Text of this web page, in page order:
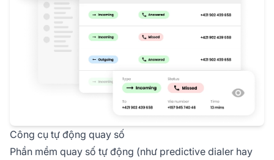
Công cụ tự động quay số
Phần mềm quay số tự động (như predictive dialer hay